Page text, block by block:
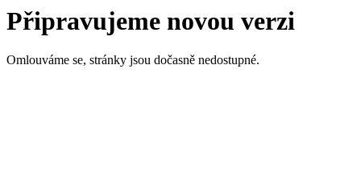
Připravujeme novou verzi
Omlouváme se, stránky jsou dočasně nedostupné.